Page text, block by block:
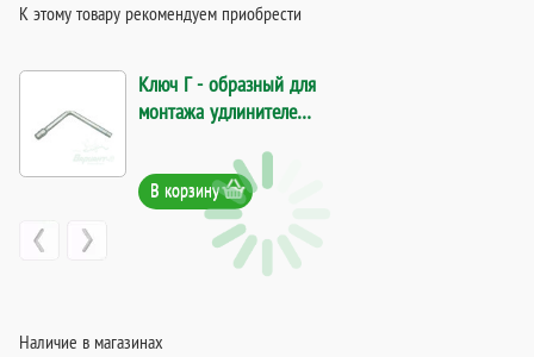
К этому товару рекомендуем приобрести
Ключ Г - образный для
монтажа удлинителей
шестигранник . Код
23992
В корзину
Наличие в магазинах